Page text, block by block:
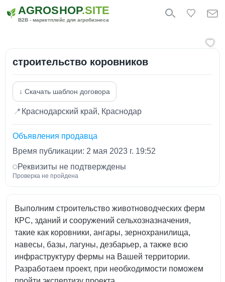
AGROSHOP.SITE
B2B - маркетплейс для агробизнеса
строительство коровников
↓ Скачать шаблон договора
📍 Краснодарский край, Краснодар
Объявления продавца
Время публикации: 2 мая 2023 г. 19:52
Реквизиты не подтверждены
Проверка не пройдена
Выполним строительство животноводческих ферм
КРС, зданий и сооружений сельхозназначения,
такие как коровники, ангары, зернохранилища,
навесы, базы, лагуны, дезбарьер, а также всю
инфраструктуру фермы на Вашей территории.
Разработаем проект, при необходимости поможем